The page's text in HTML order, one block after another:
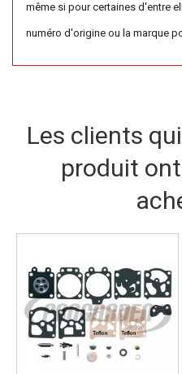
même si pour certaines d'entre
numéro d'origine ou la marque
Les clients
produit